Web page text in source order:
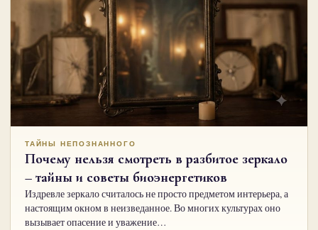
ТАЙНЫ НЕПОЗНАННОГО
Почему нельзя смотреть в разбитое зеркало
– тайны и советы биоэнергетиков
Издревле зеркало считалось не просто предметом интерьера, а
настоящим окном в неизведанное. Во многих культурах оно
вызывает опасение и уважение…